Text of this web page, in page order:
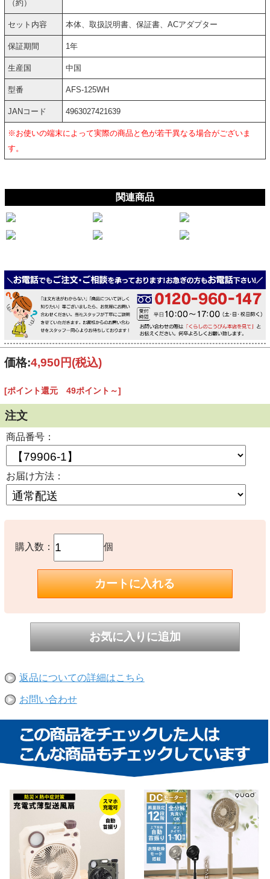
（約）
セット内容 本体、取扱説明書、保証書、ACアダプター
保証期間 1年
生産国 中国
型番 AFS-125WH
JANコード 4963027421639
※お使いの端末によって実際の商品と色が若干異なる場合がございま
す。
関連商品
価格:4,950円(税込)
[ポイント還元 49ポイント～]
注文
商品番号：
お届け方法：
購入数： 個
返品についての詳細はこちら
お問い合わせ